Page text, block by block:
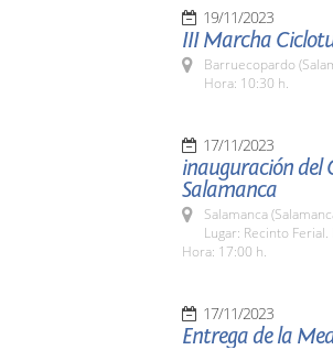
19/11/2023
III Marcha
Barruecopardo
Hora: 10:30 h.
17/11/2023
inauguración del
Salamanca
Salamanca
Lugar: Recinto
Hora: 17:00 h.
17/11/2023
Entrega de la